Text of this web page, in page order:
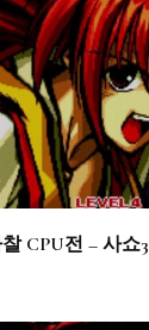
CPU전 – 사쇼3